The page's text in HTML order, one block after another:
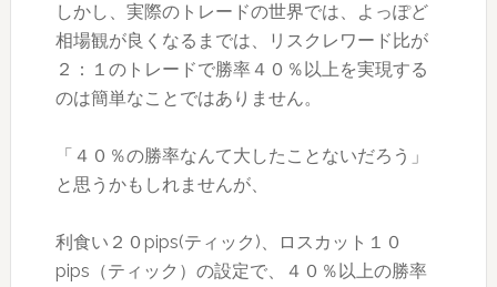
しかし、実際のトレードの世界では、よっぽど
相場観が良くなるまでは、リスクレワード比が
２：１のトレードで勝率４０％以上を実現する
のは簡単なことではありません。
「４０％の勝率なんて大したことないだろう」
と思うかもしれませんが、
利食い２０pips(ティック)、ロスカット１０
pips（ティック）の設定で、４０％以上の勝率